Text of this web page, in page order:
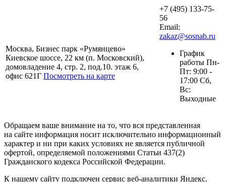
Москва, Бизнес парк «Румянцево»
Киевское шоссе, 22 км (п. Московский),
домовладение 4, стр. 2, под.10. этаж 6,
офис 621Г Посмотреть на карте
+7 (495) 133-75-
56
Email:
zakaz@sosnab.ru
График
работы Пн-
Пт: 9:00 -
17:00 Сб,
Вс:
Выходные
Обращаем ваше внимание на то, что вся представленная
на сайте информация носит исключительно информационный
характер и ни при каких условиях не является публичной
офертой, определяемой положениями Статьи 437(2)
Гражданского кодекса Российской Федерации.
К нашему сайту подключен сервис веб-аналитики Яндекс.